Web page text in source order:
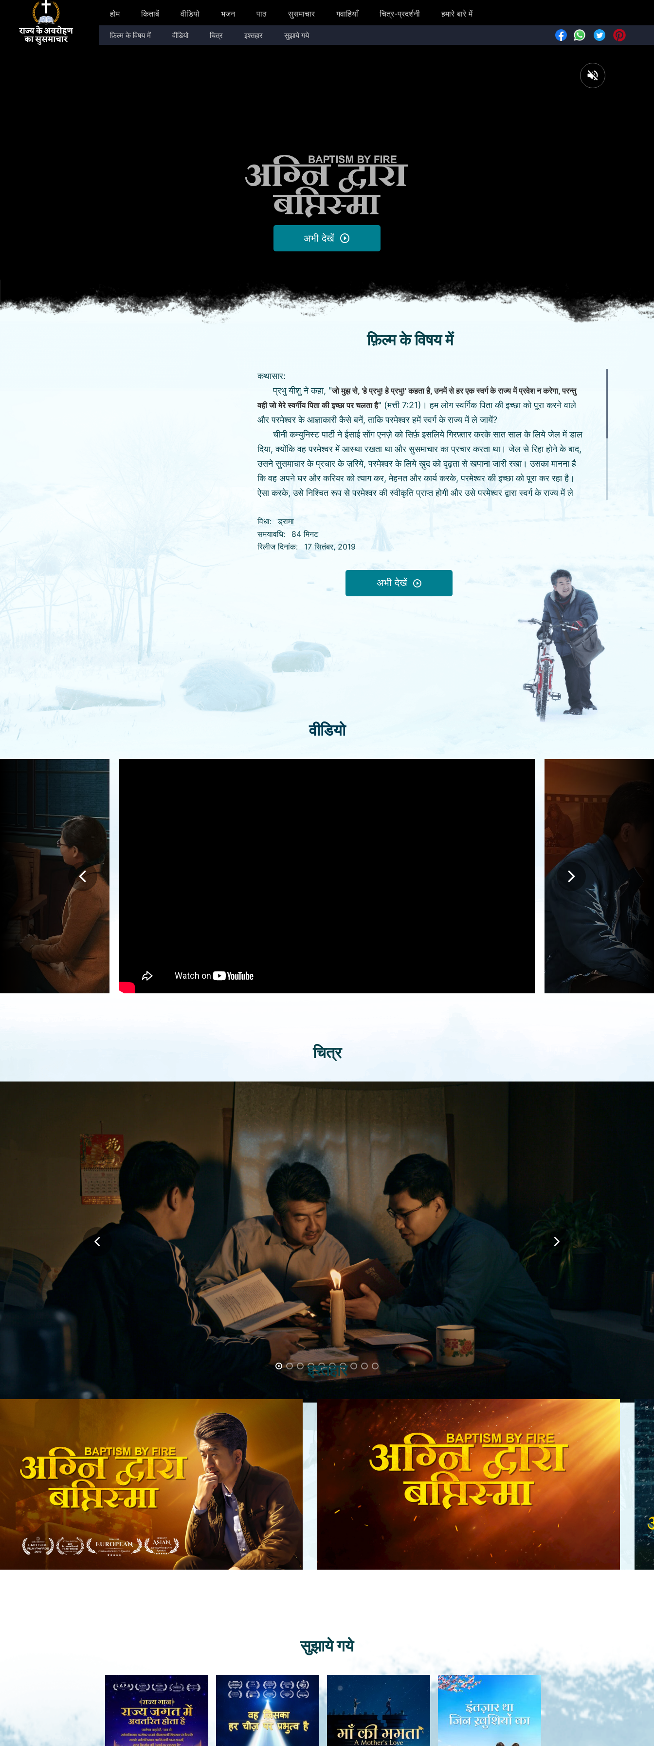
होम किताबें वीडियो भजन पाठ सुसमाचार गवाहियाँ चित्र-प्रदर्शनी हमारे बारे में
फ़िल्म के विषय में वीडियो चित्र इश्तहार सुझाये गये FacebookWhatsApp
Twitter
अभी देखें
फ़िल्म के विषय में
कथासार:
प्रभु यीशु ने कहा, "जो मुझ से, 'हे प्रभु! हे प्रभु!' कहता है, उनमें से हर एक स्वर्ग के राज्य में प्रवेश न करेगा, परन्तु
वही जो मेरे स्वर्गीय पिता की इच्छा पर चलता है" (मत्ती 7:21)। हम लोग स्वर्गिक पिता की इच्छा को पूरा करने वाले
और परमेश्वर के आज्ञाकारी कैसे बनें, ताकि परमेश्वर हमें स्वर्ग के राज्य में ले जायें?
चीनी कम्युनिस्ट पार्टी ने ईसाई सोंग एनज़े को सिर्फ़ इसलिये गिरफ़्तार करके सात साल के लिये जेल में डाल
दिया, क्योंकि वह परमेश्वर में आस्था रखता था और सुसमाचार का प्रचार करता था। जेल से रिहा होने के बाद,
उसने सुसमाचार के प्रचार के ज़रिये, परमेश्वर के लिये ख़ुद को दृढ़ता से खपाना जारी रखा। उसका मानना है
कि वह अपने घर और करियर को त्याग कर, मेहनत और कार्य करके, परमेश्वर की इच्छा को पूरा कर रहा है।
ऐसा करके, उसे निश्चित रूप से परमेश्वर की स्वीकृति प्राप्त होगी और उसे परमेश्वर द्वारा स्वर्ग के राज्य में ले
परमेश्वर से नाराज़ हो जाता है, उनसे बहस करने की कोशिश करता है। यहाँ तक कि अपने दायित्वों को पूरा
करने में भी उसकी रुचि समाप्त हो जाती है। उसके बाद के घटनाक्रम में, अपनी स्थितियों की सच्चाई जानकर
और परमेश्वर के वचनों के प्रकाशन के द्वारा उसे एहसास होता है कि इतने बरसों का उसका त्याग और परमेश्वर
के लिये ख़ुद को खपाना मूलत: परमेश्वर के अनुग्रह और आशीषों को पाने के लिये महज़ एक सौदेबाज़ी की
कोशिश थी। वह परमेश्वर का आज्ञाकारी नहीं है। आख़िरकार, खोज के ज़रिये, वह जान पाता है कि कैसे उसे
अपने भ्रष्ट स्वभावों से मुक्ति पानी है, कैसे परमेश्वर का सच्चा आज्ञाकारी बनना है ताकि उसे परमेश्वर द्वारा उसे
विधा:
ड्रामा
समयावधि:
84 मिनट
रिलीज दिनांक:
17 सितंबर, 2019
अभी देखें
वीडियो
चित्र
FacebookWhatsAppTwitterPinterest
इश्तहार
सुझाये गये